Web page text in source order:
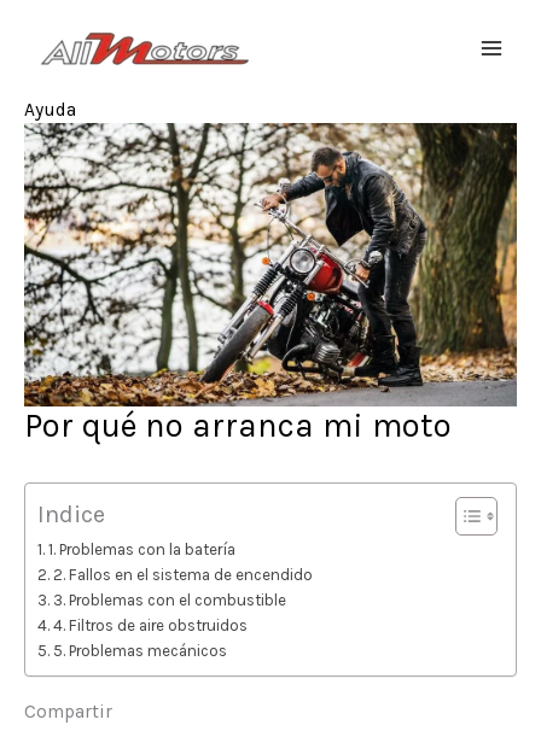
Ayuda
Por qué no arranca mi moto
Indice
1. Problemas con la batería
2. Fallos en el sistema de encendido
3. Problemas con el combustible
4. Filtros de aire obstruidos
5. Problemas mecánicos
Compartir